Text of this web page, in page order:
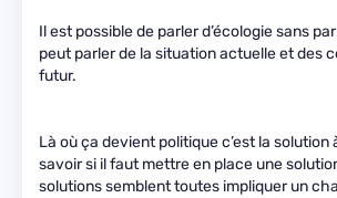
Il est possible de parler d’écologie sans
peut parler de la situation actuelle et des
futur.
Là où ça devient politique c’est la solution
savoir si il faut mettre en place une
solutions semblent toutes impliquer un